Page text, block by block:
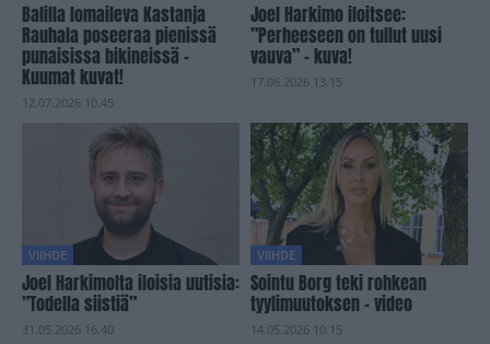
Balilla lomaileva Kastanja
Rauhala poseeraa pienissä
punaisissa bikineissä –
Kuumat kuvat!
12.07.2026 10.45
Joel Harkimo iloitsee:
”Perheeseen on tullut uusi
vauva” – kuva!
17.06.2026 13.15
VIIHDE
Joel Harkimolta iloisia uutisia:
”Todella siistiä”
31.05.2026 16.40
VIIHDE
Sointu Borg teki rohkean
tyylimuutoksen – video
14.05.2026 10.15